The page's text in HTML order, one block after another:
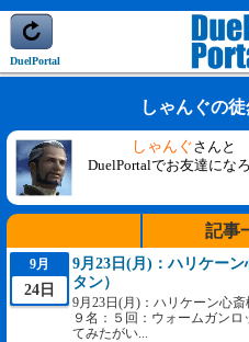
DuelPortal
しゃんぐの
しゃんぐさんと
DuelPortalでお友達にな
記事
9月
24日
9月23日(月)：ハリケー
タン）
9月23日(月)：ハリケーン心
９名：５回：ウォームガン
てみたがい...